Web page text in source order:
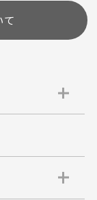
て